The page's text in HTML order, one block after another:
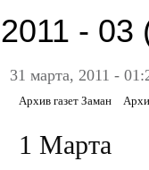
2011 - 03
31 марта, 2011 -
Архив газет Заман
1 Марта